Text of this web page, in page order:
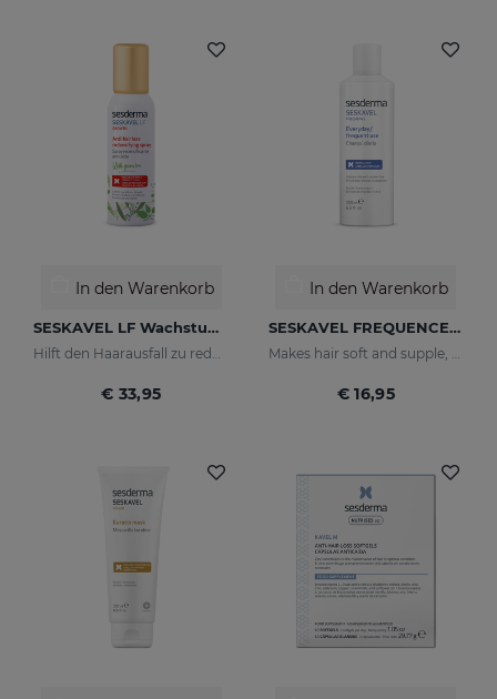
In den Warenkorb
SESKAVEL LF Wachstum Anti-Haarausfall Redensifying Spray
€ 33,95
In den Warenkorb
SESKAVEL FREQUENCE Frequenzshampoo
€ 16,95